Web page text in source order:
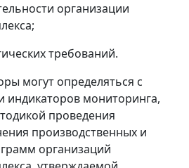
организации
требований.
могут определяться с
индикаторов мониторинга,
проведения
производственных и
организаций